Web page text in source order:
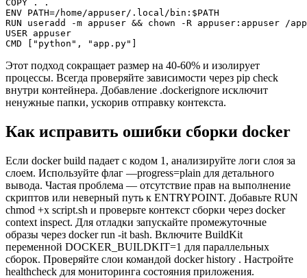
COPY . .
ENV PATH=/home/appuser/.local/bin:$PATH
RUN useradd -m appuser && chown -R appuser:appuser /app
USER appuser
CMD ["python", "app.py"]
Этот подход сокращает размер на 40-60% и изолирует
процессы. Всегда проверяйте зависимости через pip check
внутри контейнера. Добавление .dockerignore исключит
ненужные папки, ускорив отправку контекста.
Как исправить ошибки сборки docker
Если docker build падает с кодом 1, анализируйте логи слоя за
слоем. Используйте флаг —progress=plain для детального
вывода. Частая проблема — отсутствие прав на выполнение
скриптов или неверный путь к ENTRYPOINT. Добавьте RUN
chmod +x script.sh и проверьте контекст сборки через docker
context inspect. Для отладки запускайте промежуточные
образы через docker run -it bash. Включите BuildKit
переменной DOCKER_BUILDKIT=1 для параллельных
сборок. Проверяйте слои командой docker history . Настройте
healthcheck для мониторинга состояния приложения.